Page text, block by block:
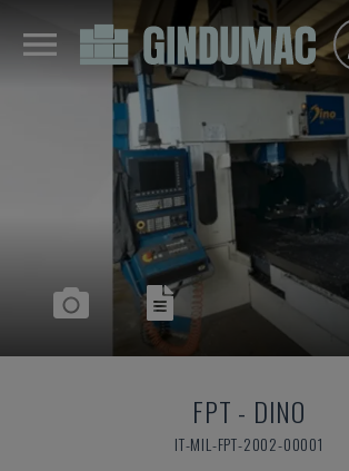
FPT - DINO
IT-MIL-FPT-2002-00001